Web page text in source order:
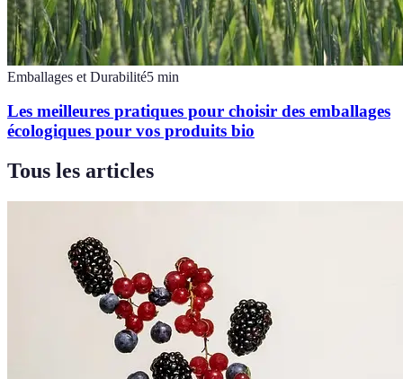
Emballages et Durabilité5 min
Les meilleures pratiques pour choisir des emballages
écologiques pour vos produits bio
Tous les articles